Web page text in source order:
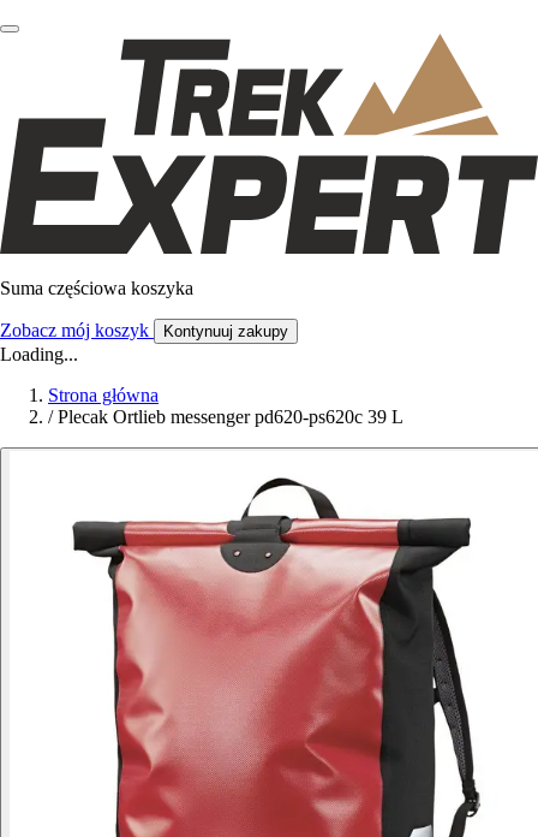
Suma częściowa koszyka
Zobacz mój koszyk Kontynuuj zakupy
Loading...
Strona główna
/ Plecak Ortlieb messenger pd620-ps620c 39 L